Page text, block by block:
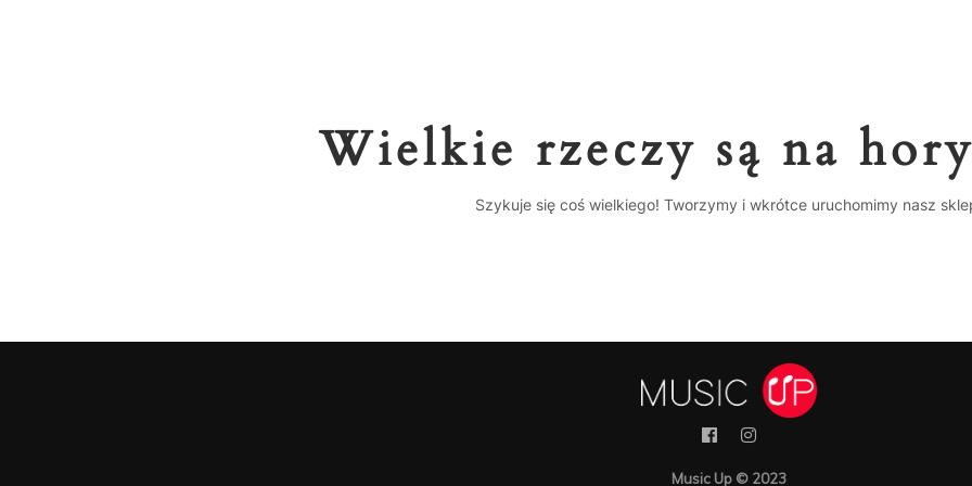
Wielkie rzeczy są na
Szykuje się coś wielkiego! Tworzymy i wkrótce uruchomimy nasz
Music Up © 2023